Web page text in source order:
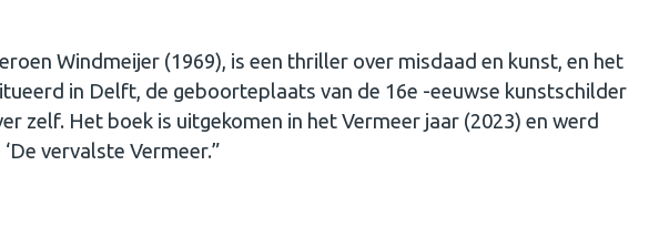
Windmeijer (1969), is een thriller over misdaad en kunst, en het
in Delft, de geboorteplaats van de 16e -eeuwse kunstschilder
zelf. Het boek is uitgekomen in het Vermeer jaar (2023) en werd
vervalste Vermeer.”